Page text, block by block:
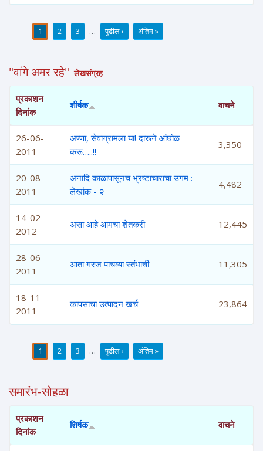
1 2 3 … पुढील › अंतिम »
"वांगे अमर रहे" लेखसंग्रह
प्रकाशन
दिनांक
शीर्षक वाचने
26-06-
2011
अण्णा, सेवाग्रामला या! दारूने आंघोळ
करू…..!!
3,350
20-08-
2011
अनादि काळापासूनच भ्रष्टाचाराचा उगम :
लेखांक - २
4,482
14-02-
2012
असा आहे आमचा शेतकरी 12,445
28-06-
2011
आता गरज पाचव्या स्तंभाची 11,305
18-11-
2011
कापसाचा उत्पादन खर्च 23,864
1 2 3 … पुढील › अंतिम »
समारंभ-सोहळा
प्रकाशन
दिनांक
शिर्षक वाचने